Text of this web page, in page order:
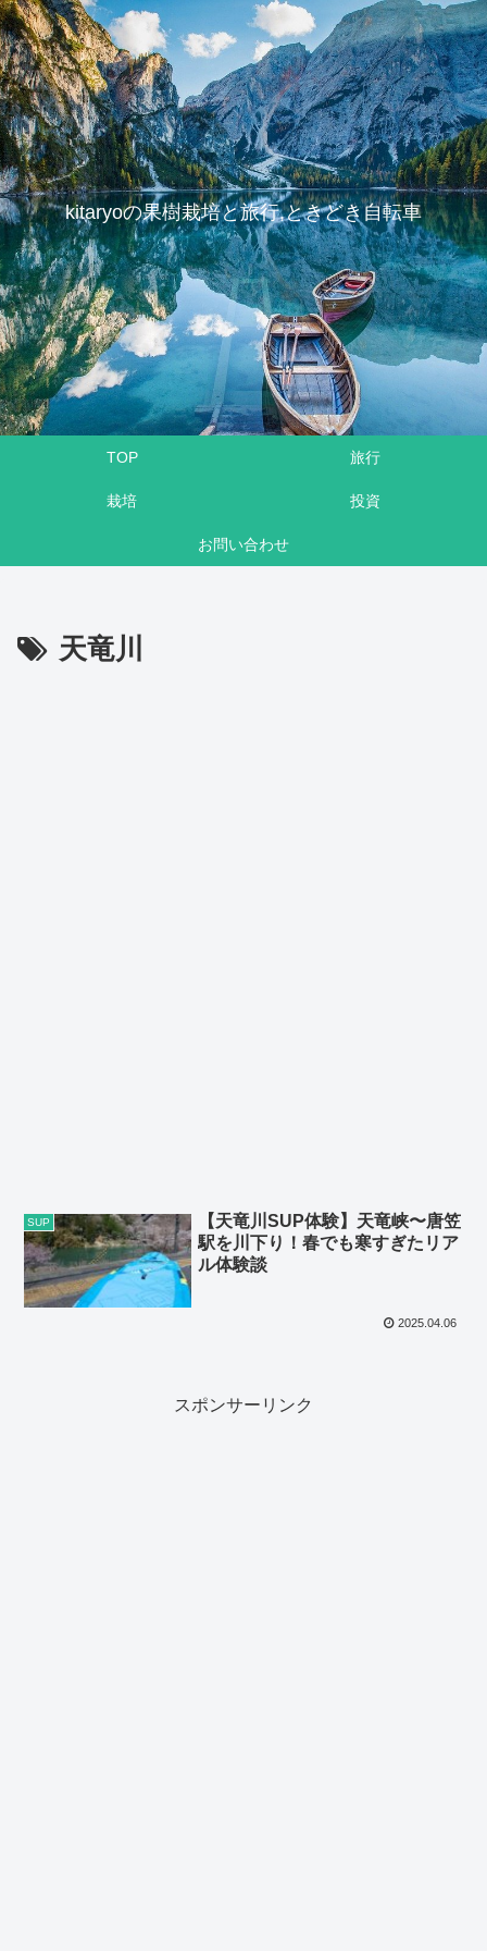
kitaryoの果樹栽培と旅行,ときどき自転車
TOP 旅行
栽培 投資
お問い合わせ
天竜川
SUP
【天竜川SUP体験】天竜峡〜唐笠
駅を川下り！春でも寒すぎたリア
ル体験談
2025.04.06
スポンサーリンク